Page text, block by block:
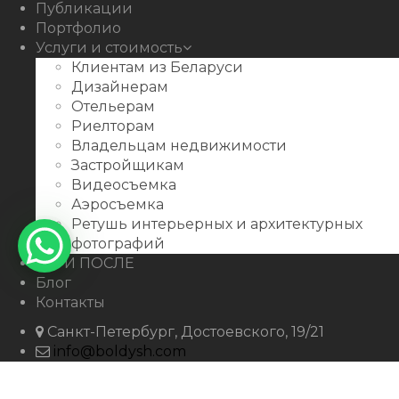
Публикации
Портфолио
Услуги и стоимость
Клиентам из Беларуси
Дизайнерам
Отельерам
Риелторам
Владельцам недвижимости
Застройщикам
Видеосъемка
Аэросъемка
Ретушь интерьерных и архитектурных
фотографий
ДО И ПОСЛЕ
Блог
Контакты
Санкт-Петербург, Достоевского, 19/21
info@boldysh.com